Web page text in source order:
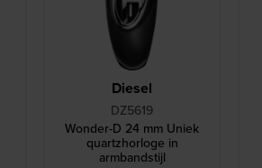
Diesel
DZ5619
Wonder-D 24 mm Uniek
quartzhorloge in
armbandstijl